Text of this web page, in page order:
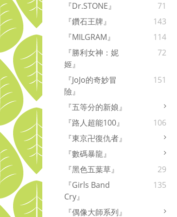
『Dr.STONE』
71
『鑽石王牌』
143
『MILGRAM』
114
『勝利女神：妮
姬』
72
『JoJo的奇妙冒
險』
151
『五等分的新娘』
『路人超能100』
106
『東京卍復仇者』
『數碼暴龍』
『黑色五葉草』
29
『Girls Band
Cry』
135
『偶像大師系列』